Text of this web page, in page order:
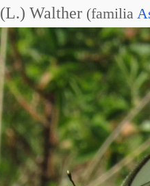
(L.) Walther (familia